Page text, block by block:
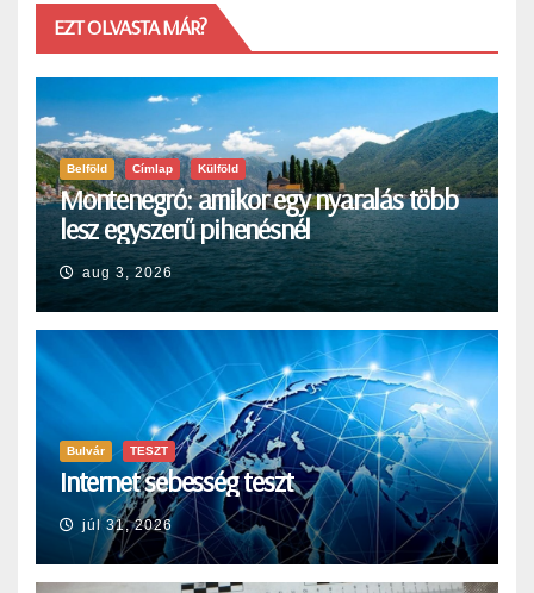
EZT OLVASTA MÁR?
Belföld Címlap Külföld
Montenegró: amikor egy nyaralás több
lesz egyszerű pihenésnél
aug 3, 2026
Bulvár TESZT
Internet sebesség teszt
júl 31, 2026